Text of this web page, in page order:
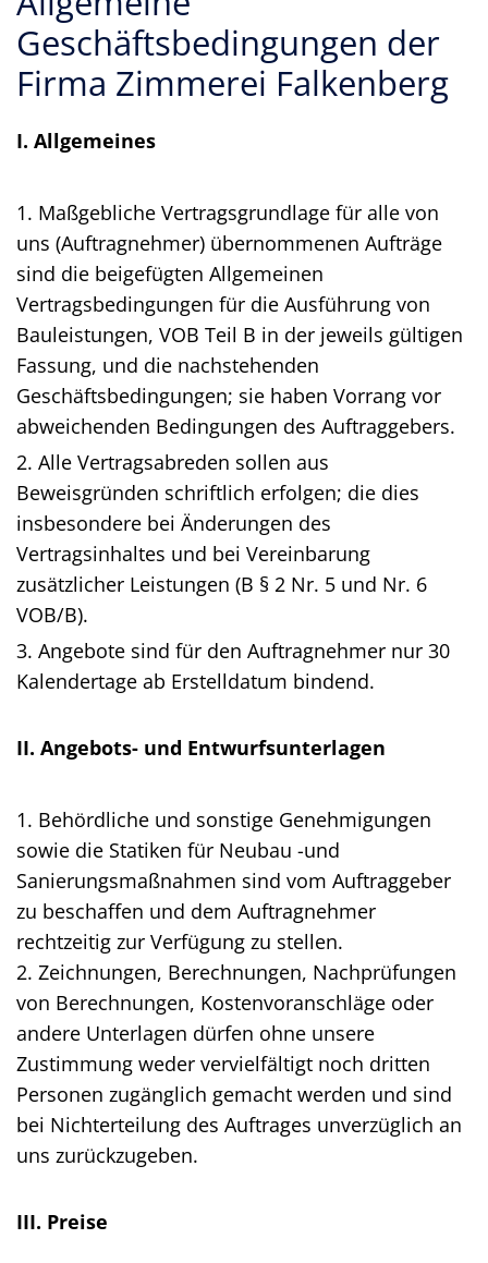
Geschäftsbedingungen der
Firma Zimmerei Falkenberg
I. Allgemeines
1. Maßgebliche Vertragsgrundlage für alle von
uns (Auftragnehmer) übernommenen Aufträge
sind die beigefügten Allgemeinen
Vertragsbedingungen für die Ausführung von
Bauleistungen, VOB Teil B in der jeweils gültigen
Fassung, und die nachstehenden
Geschäftsbedingungen; sie haben Vorrang vor
abweichenden Bedingungen des Auftraggebers.
2. Alle Vertragsabreden sollen aus
Beweisgründen schriftlich erfolgen; die dies
insbesondere bei Änderungen des
Vertragsinhaltes und bei Vereinbarung
zusätzlicher Leistungen (B § 2 Nr. 5 und Nr. 6
VOB/B).
3. Angebote sind für den Auftragnehmer nur 30
Kalendertage ab Erstelldatum bindend.
II. Angebots- und Entwurfsunterlagen
1. Behördliche und sonstige Genehmigungen
sowie die Statiken für Neubau -und
Sanierungsmaßnahmen sind vom Auftraggeber
zu beschaffen und dem Auftragnehmer
rechtzeitig zur Verfügung zu stellen.
2. Zeichnungen, Berechnungen, Nachprüfungen
von Berechnungen, Kostenvoranschläge oder
andere Unterlagen dürfen ohne unsere
Zustimmung weder vervielfältigt noch dritten
Personen zugänglich gemacht werden und sind
bei Nichterteilung des Auftrages unverzüglich an
uns zurückzugeben.
III. Preise